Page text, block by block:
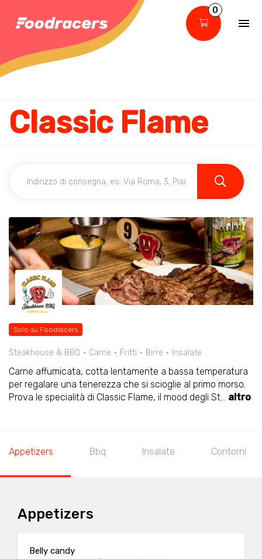
0
Classic Flame
Solo su Foodracers
Steakhouse & BBQ Carne Fritti Birre Insalate
Carne affumicata, cotta lentamente a bassa temperatura
per regalare una tenerezza che si scioglie al primo morso.
Prova le specialità di Classic Flame, il mood degli St... altro
Appetizers Bbq Insalate Contorni
Appetizers
Belly candy